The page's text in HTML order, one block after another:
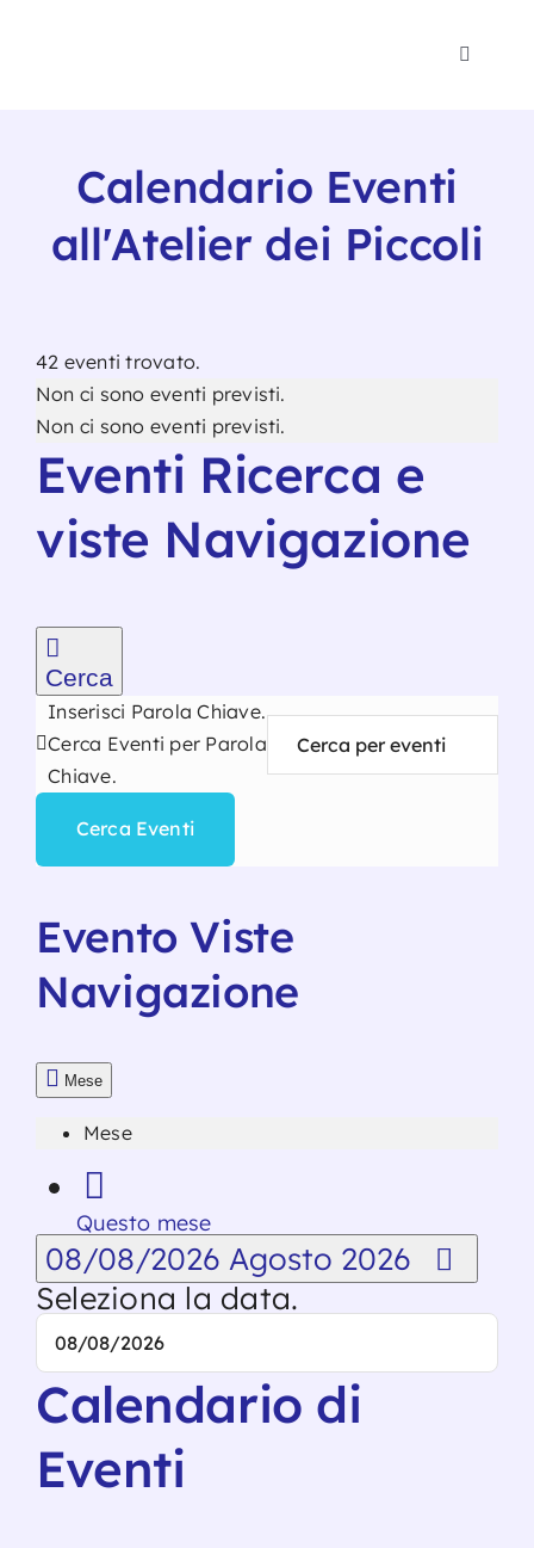
Toggle
Calendario Eventi
all'Atelier dei Piccoli
42 eventi trovato.
Non ci sono eventi previsti.
Non ci sono eventi previsti.
Eventi Ricerca e
viste Navigazione
Cerca
Inserisci Parola Chiave.
Cerca Eventi per Parola
Chiave.
Cerca Eventi
Evento Viste
Navigazione
Mese
Mese
Questo mese
08/08/2026 Agosto 2026
Seleziona la data.
Calendario di
Eventi